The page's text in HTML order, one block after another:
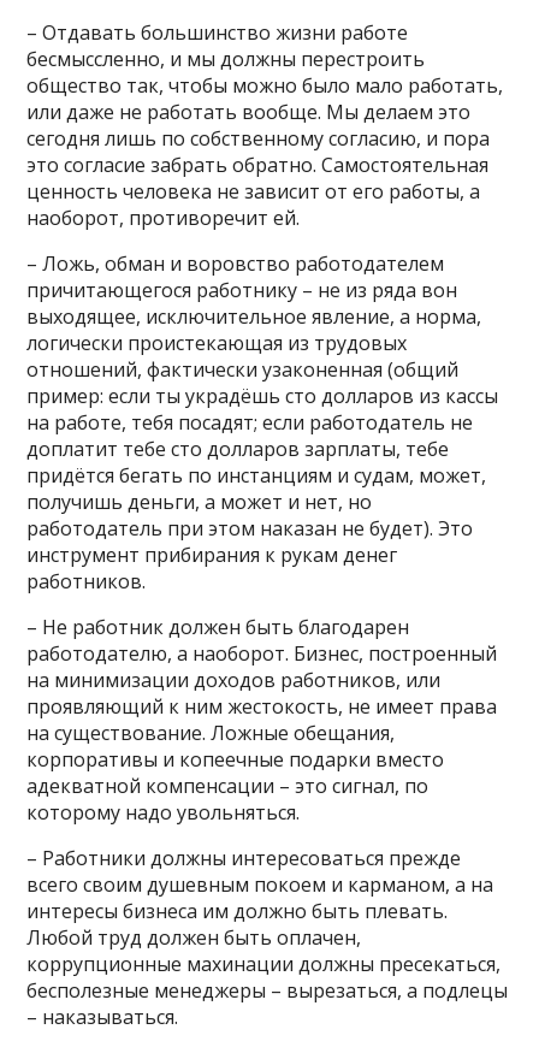
– Отдавать большинство жизни работе
бесмыссленно, и мы должны перестроить
общество так, чтобы можно было мало работать,
или даже не работать вообще. Мы делаем это
сегодня лишь по собственному согласию, и пора
это согласие забрать обратно. Самостоятельная
ценность человека не зависит от его работы, а
наоборот, противоречит ей.
– Ложь, обман и воровство работодателем
причитающегося работнику – не из ряда вон
выходящее, исключительное явление, а норма,
логически проистекающая из трудовых
отношений, фактически узаконенная (общий
пример: если ты украдёшь сто долларов из кассы
на работе, тебя посадят; если работодатель не
доплатит тебе сто долларов зарплаты, тебе
придётся бегать по инстанциям и судам, может,
получишь деньги, а может и нет, но
работодатель при этом наказан не будет). Это
инструмент прибирания к рукам денег
работников.
– Не работник должен быть благодарен
работодателю, а наоборот. Бизнес, построенный
на минимизации доходов работников, или
проявляющий к ним жестокость, не имеет права
на существование. Ложные обещания,
корпоративы и копеечные подарки вместо
адекватной компенсации – это сигнал, по
которому надо увольняться.
– Работники должны интересоваться прежде
всего своим душевным покоем и карманом, а на
интересы бизнеса им должно быть плевать.
Любой труд должен быть оплачен,
коррупционные махинации должны пресекаться,
бесполезные менеджеры – вырезаться, а подлецы
– наказываться.